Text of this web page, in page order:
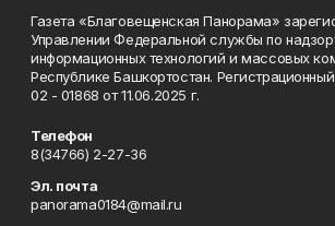
Газета «Благовещенская Панорама»
Управлении Федеральной службы по
информационных технологий и массовых
Республике Башкортостан.
02 - 01868 от 11.06.2025 г.
Телефон
8(34766) 2-27-36
Эл. почта
panorama0184@mail.ru